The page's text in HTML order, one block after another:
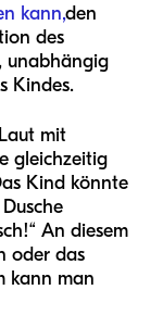
kann,den
des
unabhängig
Kindes.
mit
gleichzeitig
Kind könnte
An diesem
oder das
kann man